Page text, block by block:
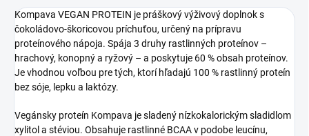
Kompava VEGAN PROTEIN je práškový výživový doplnok s
čokoládovo-škoricovou príchuťou, určený na prípravu
proteínového nápoja. Spája 3 druhy rastlinných proteínov –
hrachový, konopný a ryžový – a poskytuje 60 % obsah proteínov.
Je vhodnou voľbou pre tých, ktorí hľadajú 100 % rastlinný proteín
bez sóje, lepku a laktózy.
Vegánsky proteín Kompava je sladený nízkokalorickým sladidlom
xylitol a stéviou. Obsahuje rastlinné BCAA v podobe leucínu,